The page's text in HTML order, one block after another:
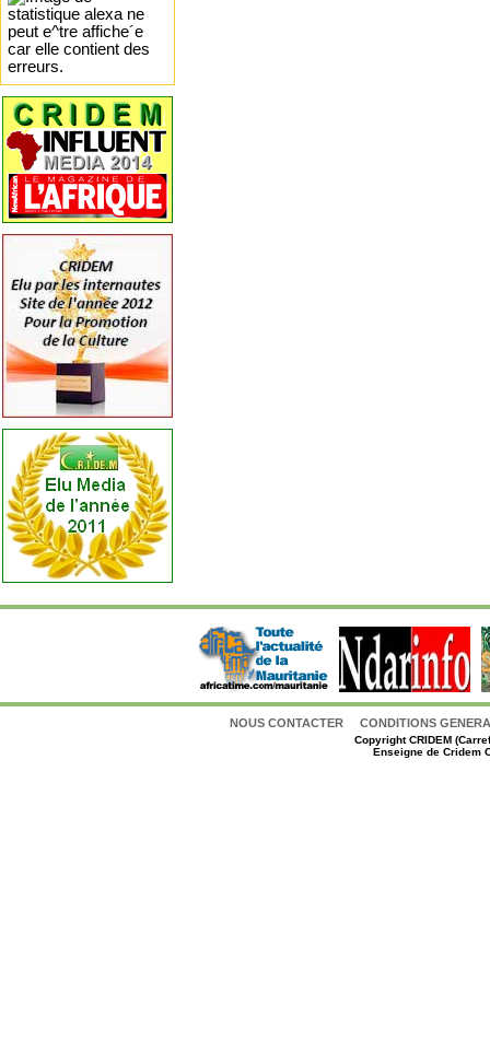
NOUS CONTACTER CONDITIONS
CopyrightCRIDEM
Enseigne de Cridem